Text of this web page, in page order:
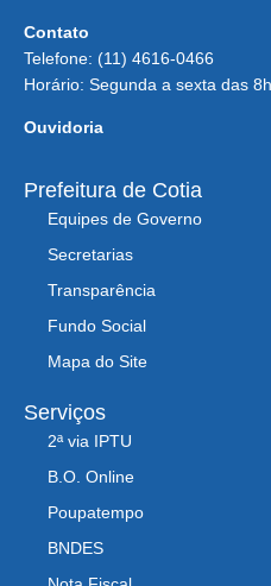
Contato
Telefone: (11) 4616-0466
Horário: Segunda a sexta das
Ouvidoria
Prefeitura de Cotia
Equipes de Governo
Secretarias
Transparência
Fundo Social
Mapa do Site
Serviços
2ª via IPTU
B.O. Online
Poupatempo
BNDES